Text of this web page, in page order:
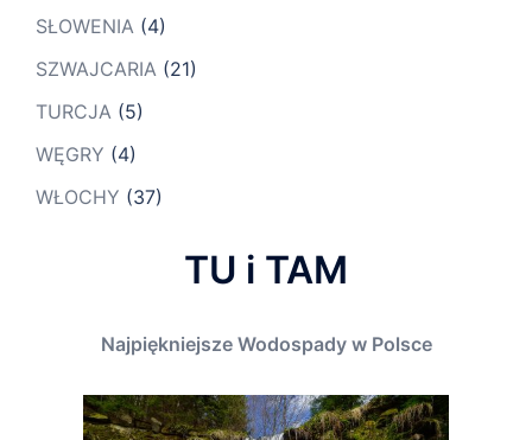
SŁOWENIA (4)
SZWAJCARIA (21)
TURCJA (5)
WĘGRY (4)
WŁOCHY (37)
TU i TAM
Najpiękniejsze Wodospady w Polsce